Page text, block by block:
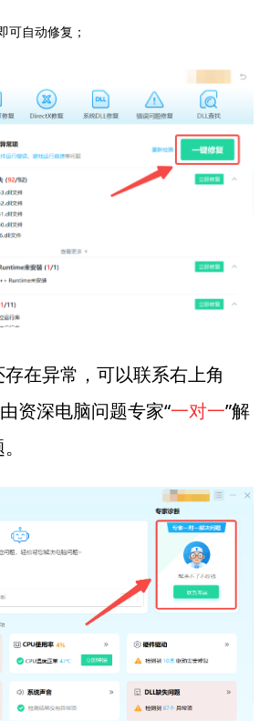
可自动修复；
在异常，可以联系右上角
资深电脑问题专家“一对一”解